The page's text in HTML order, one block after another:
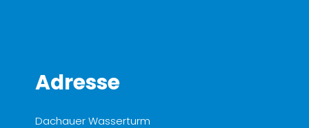
Adresse
Dachauer Wasserturm